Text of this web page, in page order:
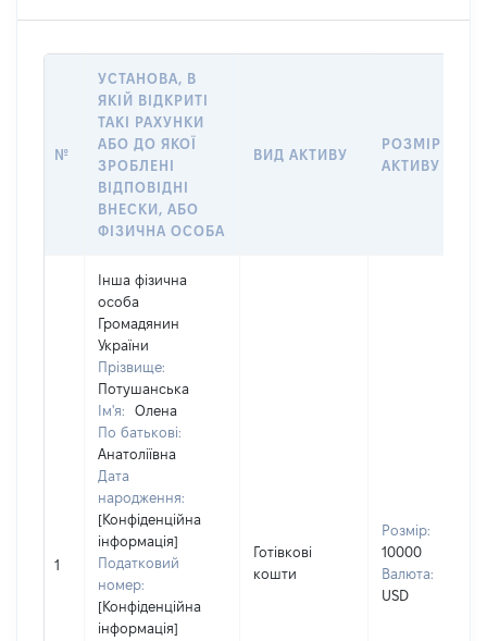
№
УСТАНОВА, В
ЯКІЙ ВІДКРИТІ
ТАКІ РАХУНКИ
АБО ДО ЯКОЇ
ЗРОБЛЕНІ
ВІДПОВІДНІ
ВНЕСКИ, АБО
ФІЗИЧНА ОСОБА
ВИД АКТИВУ
РОЗМІР
АКТИВУ
1
Інша фізична
особа
Громадянин
України
Прізвище:
Потушанська
Ім'я:
Олена
По батькові:
Анатоліївна
Дата
народження:
[Конфіденційна
інформація]
Податковий
номер:
[Конфіденційна
інформація]
Готівкові
кошти
Розмір:
10000
Валюта:
USD